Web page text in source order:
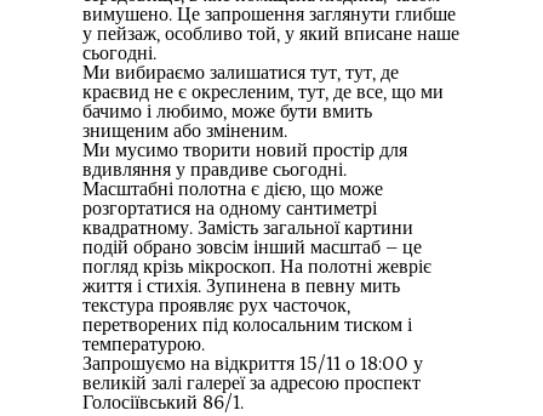
вимушено. Це запрошення заглянути глибше
у пейзаж, особливо той, у який вписане наше
сьогодні.
Ми вибираємо залишатися тут, тут, де
краєвид не є окресленим, тут, де все, що ми
бачимо і любимо, може бути вмить
знищеним або зміненим.
Ми мусимо творити новий простір для
вдивляння у правдиве сьогодні.
Масштабні полотна є дією, що може
розгортатися на одному сантиметрі
квадратному. Замість загальної картини
подій обрано зовсім інший масштаб – це
погляд крізь мікроскоп. На полотні жевріє
життя і стихія. Зупинена в певну мить
текстура проявляє рух часточок,
перетворених під колосальним тиском і
температурою.
Запрошуємо на відкриття 15/11 о 18:00 у
великій залі галереї за адресою проспект
Голосіївський 86/1.